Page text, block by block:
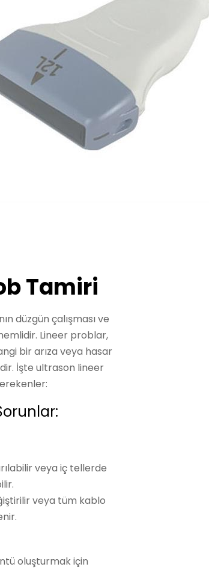
Tamiri
düzgün çalışması ve
Lineer problar,
bir arıza veya hasar
İşte ultrason lineer
veya iç tellerde
veya tüm kablo
oluşturmak için